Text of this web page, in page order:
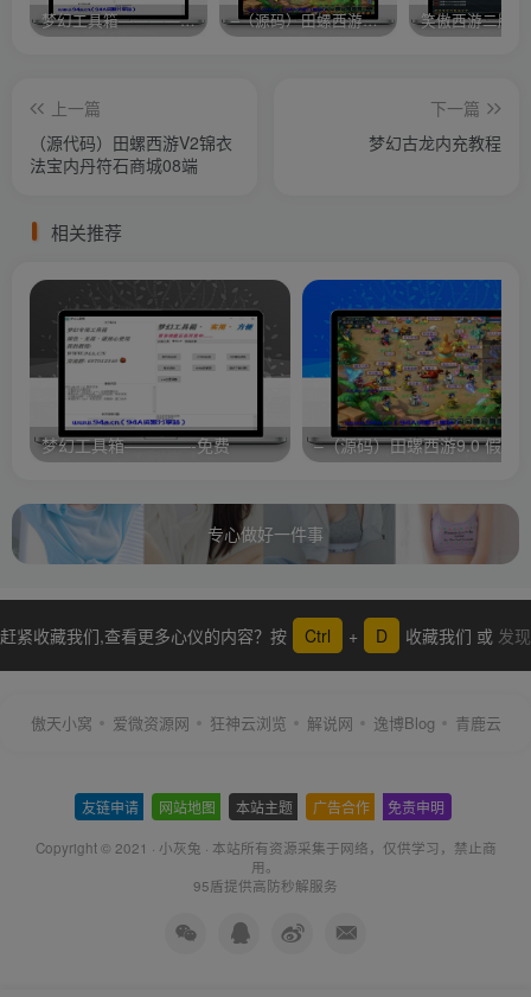
梦幻工具箱————-免费 –（源码）田螺西游9.0 假人摆摊18门派飞升渡劫化圣助战最新BB谛听…. 笑傲西游二版-
上一篇
（源代码）田螺西游V2锦衣
法宝内丹符石商城08端
下一篇
梦幻古龙内充教程
相关推荐
梦幻工具箱————-免费
专心做好一件事
赶紧收藏我们,查看更多心仪的内容？按 Ctrl + D 收藏我们 或 发现
傲天小窝 爱微资源网 狂神云浏览 解说网 逸博Blog 青鹿云
友链申请 网站地图 本站主题 广告合作 免责申明
Copyright © 2021 · 小灰兔 · 本站所有资源采集于网络，仅供学习，禁止商
用。
95盾提供高防秒解服务